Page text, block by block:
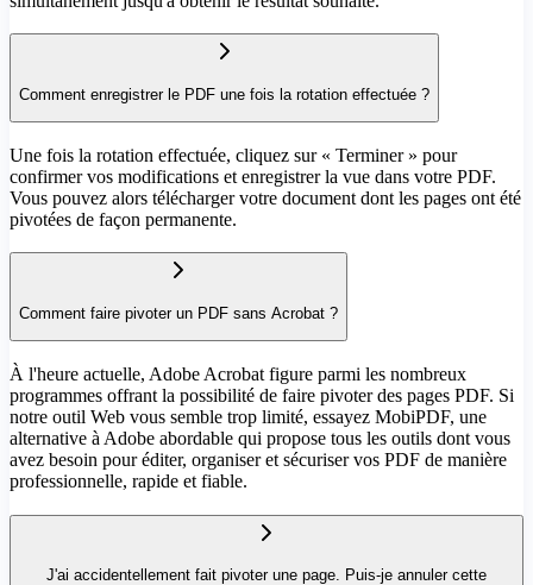
Comment enregistrer le PDF une fois la rotation effectuée ?
Une fois la rotation effectuée, cliquez sur « Terminer » pour
confirmer vos modifications et enregistrer la vue dans votre PDF.
Vous pouvez alors télécharger votre document dont les pages ont été
pivotées de façon permanente.
Comment faire pivoter un PDF sans Acrobat ?
À l'heure actuelle, Adobe Acrobat figure parmi les nombreux
programmes offrant la possibilité de faire pivoter des pages PDF. Si
notre outil Web vous semble trop limité, essayez MobiPDF, une
alternative à Adobe abordable qui propose tous les outils dont vous
avez besoin pour éditer, organiser et sécuriser vos PDF de manière
professionnelle, rapide et fiable.
J'ai accidentellement fait pivoter une page. Puis-je annuler cette